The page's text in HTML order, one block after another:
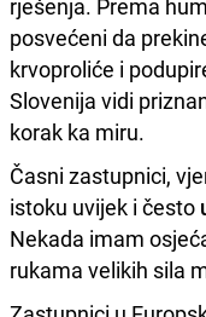
posvećeni da
krvoproliće i
Slovenija vidi
korak ka miru.
Časni zastupnici,
istoku uvijek i često
Nekada imam
rukama velikih sila